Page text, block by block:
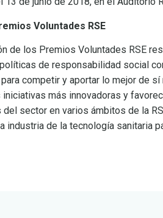
Voluntades RSE
de los Premios Voluntades RSE
de responsabilidad social
competir y aportar lo mejor de
iniciativas más innovadoras y
sector en varios ámbitos de la
industria de la tecnología sanitaria